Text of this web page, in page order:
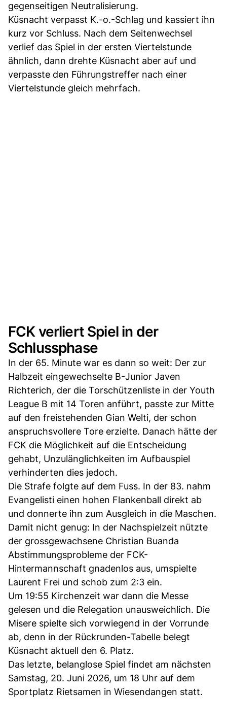
gegenseitigen Neutralisierung.
Küsnacht verpasst K.-o.-Schlag und kassiert ihn
kurz vor Schluss. Nach dem Seitenwechsel
verlief das Spiel in der ersten Viertelstunde
ähnlich, dann drehte Küsnacht aber auf und
verpasste den Führungstreffer nach einer
Viertelstunde gleich mehrfach.
FCK verliert Spiel in der
Schlussphase
In der 65. Minute war es dann so weit: Der zur
Halbzeit eingewechselte B-Junior Javen
Richterich, der die Torschützenliste in der Youth
League B mit 14 Toren anführt, passte zur Mitte
auf den freistehenden Gian Welti, der schon
anspruchsvollere Tore erzielte. Danach hätte der
FCK die Möglichkeit auf die Entscheidung
gehabt, Unzulänglichkeiten im Aufbauspiel
verhinderten dies jedoch.
Die Strafe folgte auf dem Fuss. In der 83. nahm
Evangelisti einen hohen Flankenball direkt ab
und donnerte ihn zum Ausgleich in die Maschen.
Damit nicht genug: In der Nachspielzeit nützte
der grossgewachsene Christian Buanda
Abstimmungsprobleme der FCK-
Hintermannschaft gnadenlos aus, umspielte
Laurent Frei und schob zum 2:3 ein.
Um 19:55 Kirchenzeit war dann die Messe
gelesen und die Relegation unausweichlich. Die
Misere spielte sich vorwiegend in der Vorrunde
ab, denn in der Rückrunden-Tabelle belegt
Küsnacht aktuell den 6. Platz.
Das letzte, belanglose Spiel findet am nächsten
Samstag, 20. Juni 2026, um 18 Uhr auf dem
Sportplatz Rietsamen in Wiesendangen statt.